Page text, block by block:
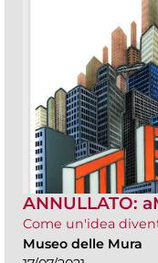
ANNULLATO:
Come un'idea
Museo delle Mura